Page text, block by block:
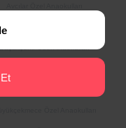
Bahçelievler Özel Anaokulları